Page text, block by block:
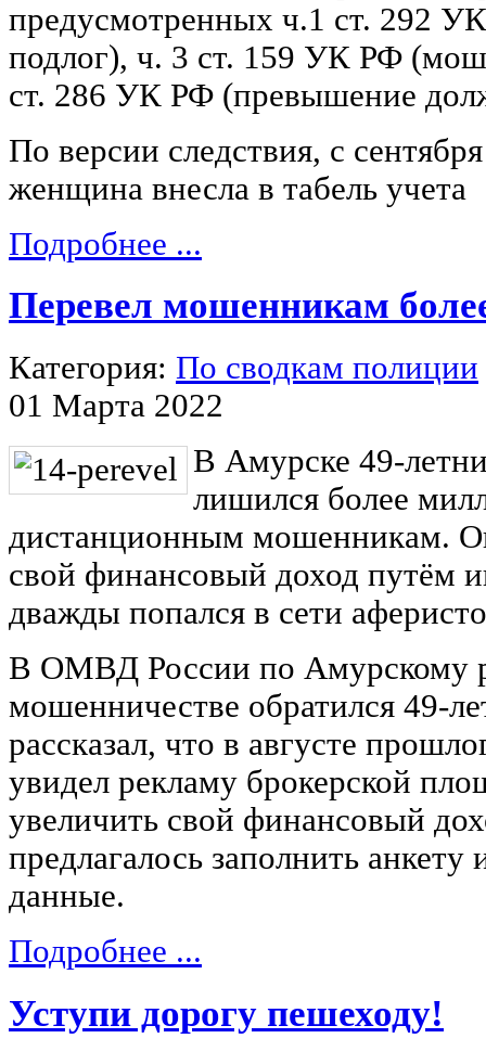
предусмотренных ч.1 ст. 292
подлог), ч. 3 ст. 159 УК РФ
ст. 286 УК РФ (превышение
По версии следствия, с
женщина внесла в табель учета
Подробнее ...
Перевел мошенникам
Категория: По сводкам полиции
01 Марта 2022
В Амурске 49-
лишился более
дистанционным мошенникам.
свой финансовый доход путём
дважды попался в сети
В ОМВД России по Амурскому
мошенничестве обратился 49-
рассказал, что в августе
увидел рекламу брокерской
увеличить свой финансовый
предлагалось заполнить
данные.
Подробнее ...
Уступи дорогу пешеходу!